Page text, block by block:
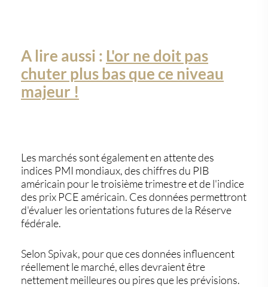
A lire aussi : L'or ne doit pas
chuter plus bas que ce niveau
majeur !
Les marchés sont également en attente des
indices PMI mondiaux, des chiffres du PIB
américain pour le troisième trimestre et de l'indice
des prix PCE américain. Ces données permettront
d'évaluer les orientations futures de la Réserve
fédérale.
Selon Spivak, pour que ces données influencent
réellement le marché, elles devraient être
nettement meilleures ou pires que les prévisions.